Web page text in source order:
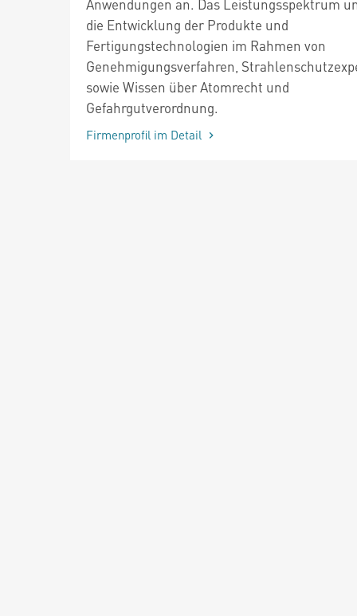
Anwendungen an. Das Leistungsspektrum
die Entwicklung der Produkte und
Fertigungstechnologien im Rahmen von
Genehmigungsverfahren,
sowie Wissen über Atomrecht und
Gefahrgutverordnung.
Firmenprofil im Detail